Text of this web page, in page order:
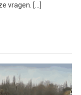
vragen. […]